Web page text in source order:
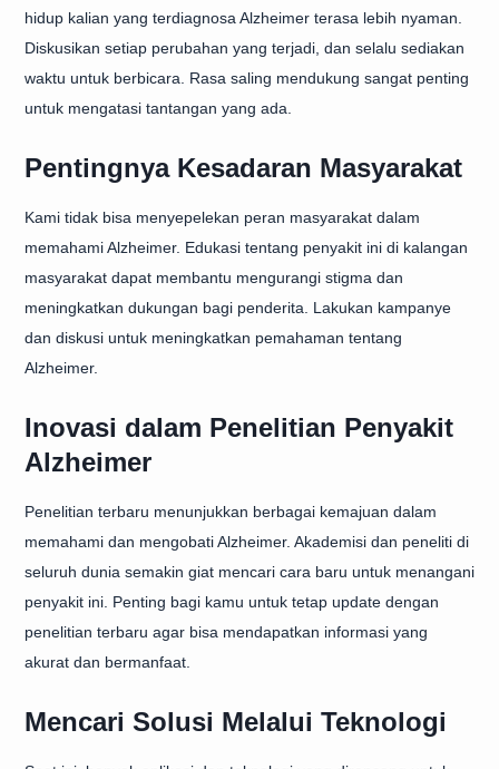
hidup kalian yang terdiagnosa Alzheimer terasa lebih nyaman.
Diskusikan setiap perubahan yang terjadi, dan selalu sediakan
waktu untuk berbicara. Rasa saling mendukung sangat penting
untuk mengatasi tantangan yang ada.
Pentingnya Kesadaran Masyarakat
Kami tidak bisa menyepelekan peran masyarakat dalam
memahami Alzheimer. Edukasi tentang penyakit ini di kalangan
masyarakat dapat membantu mengurangi stigma dan
meningkatkan dukungan bagi penderita. Lakukan kampanye
dan diskusi untuk meningkatkan pemahaman tentang
Alzheimer.
Inovasi dalam Penelitian Penyakit
Alzheimer
Penelitian terbaru menunjukkan berbagai kemajuan dalam
memahami dan mengobati Alzheimer. Akademisi dan peneliti di
seluruh dunia semakin giat mencari cara baru untuk menangani
penyakit ini. Penting bagi kamu untuk tetap update dengan
penelitian terbaru agar bisa mendapatkan informasi yang
akurat dan bermanfaat.
Mencari Solusi Melalui Teknologi